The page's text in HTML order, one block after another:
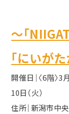
～「
「にいが
開催日｜ 〈6階〉3
10日（火）
住所｜ 新潟市中